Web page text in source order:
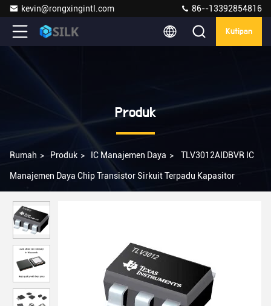
kevin@rongxingintl.com 86--13392854816
Kutipan
Produk
Rumah > Produk > IC Manajemen Daya > TLV3012AIDBVR IC
Manajemen Daya Chip Transistor Sirkuit Terpadu Kapasitor